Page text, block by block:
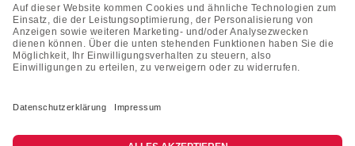
Vertrag widerrufen
KONTAKT
+49 (0)2133 210433
shop@dienadel.de